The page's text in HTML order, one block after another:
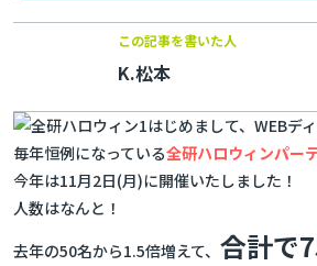
この記事を書いた人
K.松本
はじめまして、WEBデ
毎年恒例になっている全研ハロウィンパー
今年は11月2日(月)に開催いたしました！
人数はなんと！
去年の50名から1.5倍増えて、 合計で